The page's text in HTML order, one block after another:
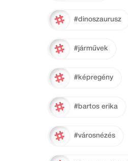
#dinoszaurusz
#járművek
#képregény
#bartos erika
#városnézés